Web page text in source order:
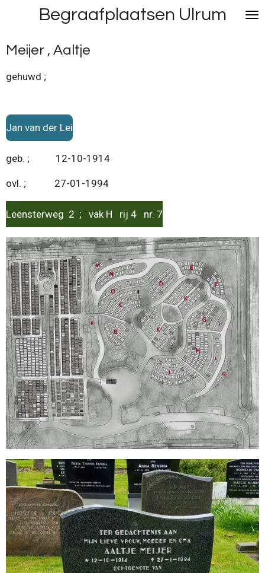
naar
de
hoofdinhoud
Begraafplaatsen Ulrum
Meijer , Aaltje
gehuwd ;
Jan van der Lei
geb. ; 12-10-1914
ovl. ; 27-01-1994
Leensterweg 2 ; vak H rij 4 nr. 7